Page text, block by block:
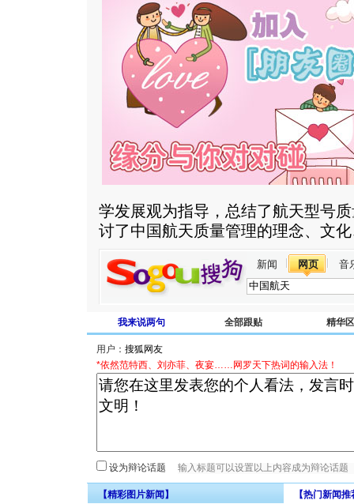
学发展观为指导，总结了航天型号
讨了中国航天质量管理的理念、文
新闻 网页 音
我来说两句 全部跟贴 精华区
用户：
*依然范特西、刘亦菲、夜宴……网罗天下热词的输入法！
设为辩论话题
【精彩图片新闻】 【热门新闻